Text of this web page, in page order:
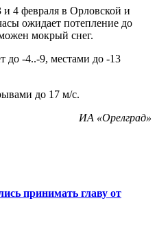
4 февраля в Орловской и
ожидает потепление до
мокрый снег.
до -4..-9, местами до -13
до 17 м/с.
ИА «Орелград»
принимать главу от